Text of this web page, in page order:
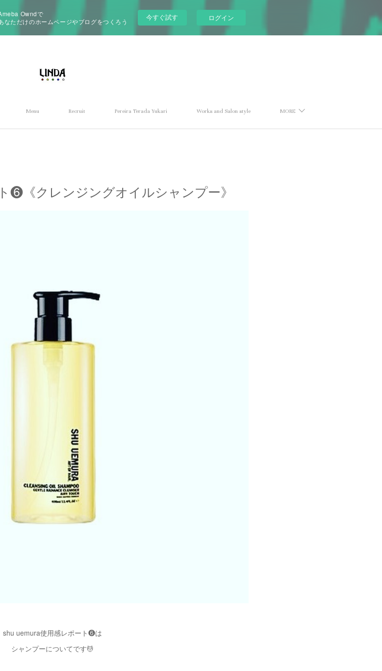
Owndで
なただけのホームページやブログをつくろう
今すぐ試す ログイン
Menu Recruit Pereira Terada Yukari Works and Salon style MORE
❻《クレンジングオイルシャンプー》
shu uemura使用感レポート❻は
シャンプーについてです💆